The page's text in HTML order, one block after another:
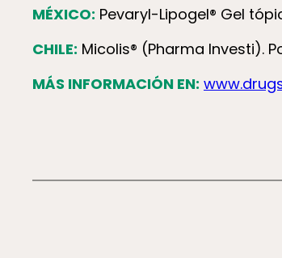
MÉXICO: Pevaryl-Lipogel® Gel
CHILE: Micolis® (Pharma Investi).
MÁS INFORMACIÓN EN: